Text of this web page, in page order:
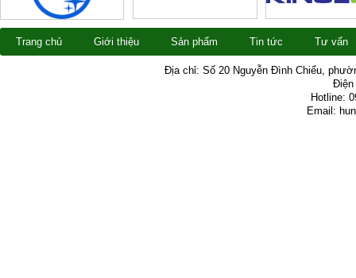
Trang chủ Giới thiệu Sản phẩm Tin tức Tư vấn
Địa chỉ: Số 20 Nguyễn Đình Chiểu,
Điện
Hotline:
Email: